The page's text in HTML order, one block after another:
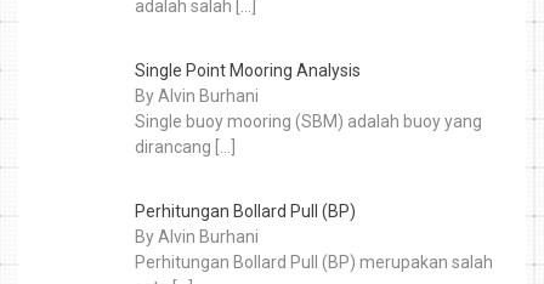
adalah salah […]
Single Point Mooring Analysis
By Alvin Burhani
Single buoy mooring (SBM) adalah buoy yang
dirancang
Perhitungan Bollard Pull (BP)
By Alvin Burhani
Perhitungan Bollard Pull (BP) merupakan salah